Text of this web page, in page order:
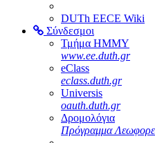
DUTh EECE Wiki
Σύνδεσμοι
Τμήμα ΗΜΜΥ
www.ee.duth.gr
eClass
eclass.duth.gr
Universis
oauth.duth.gr
Δρομολόγια
Πρόγραμμα